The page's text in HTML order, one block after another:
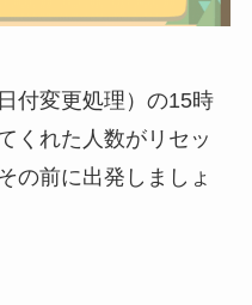
付変更処理）の15時
くれた人数がリセッ
の前に出発しましょ